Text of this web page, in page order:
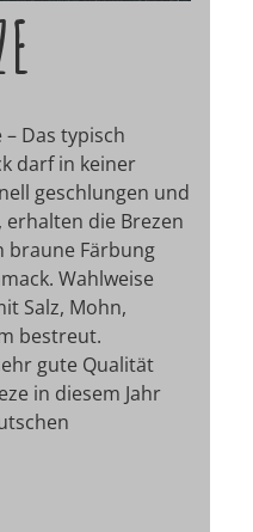
Das typisch
darf in keiner
geschlungen und
die Brezen
braune Färbung
Wahlweise
Salz, Mohn,
bestreut.
gute Qualität
in diesem Jahr